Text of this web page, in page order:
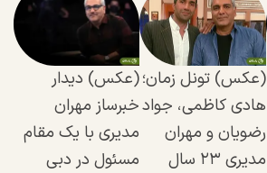
(عکس) تونل زمان؛
هادی کاظمی، جواد
رضویان و مهران
مدیری ۲۳ سال
(عکس) دیدار
خبرساز مهران
مدیری با یک مقام
مسئول در دبی